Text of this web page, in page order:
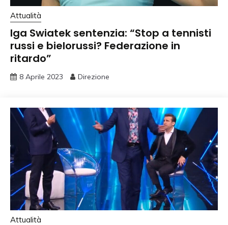
Attualità
Iga Swiatek sentenzia: “Stop a tennisti
russi e bielorussi? Federazione in
ritardo”
8 Aprile 2023 Direzione
Attualità